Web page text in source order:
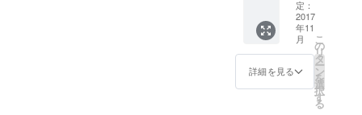
紙 with
ホリエ
モン展
ステッ
カー
（セブ
バー
ジョ
定：
2017
年11
月
詳細を見る
こ
の
リ
タ
ー
ン
を
選
択
す
る